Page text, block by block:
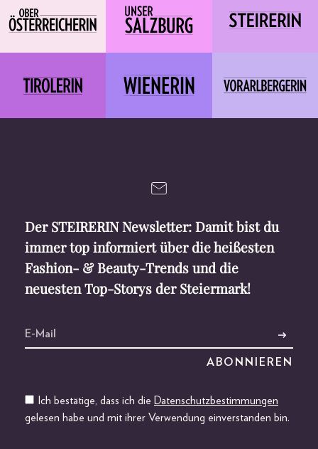
Der STEIRERIN Newsletter: Damit bist du
immer top informiert über die heißesten
Fashion- & Beauty-Trends und die
neuesten Top-Storys der Steiermark!
Ich bestätige, dass ich die Datenschutzbestimmungen
gelesen habe und mit ihrer Verwendung einverstanden bin.